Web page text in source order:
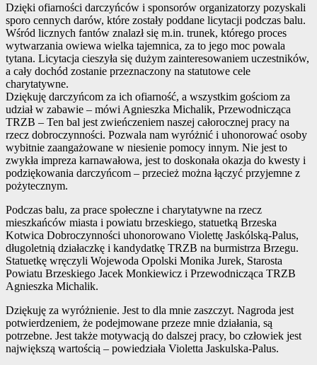
Dzięki ofiarności darczyńców i sponsorów organizatorzy pozyskali
sporo cennych darów, które zostały poddane licytacji podczas balu.
Wśród licznych fantów znalazł się m.in. trunek, którego proces
wytwarzania owiewa wielka tajemnica, za to jego moc powala
tytana. Licytacja cieszyła się dużym zainteresowaniem uczestników,
a cały dochód zostanie przeznaczony na statutowe cele
charytatywne.
Dziękuję darczyńcom za ich ofiarność, a wszystkim gościom za
udział w zabawie – mówi Agnieszka Michalik, Przewodnicząca
TRZB – Ten bal jest zwieńczeniem naszej całorocznej pracy na
rzecz dobroczynności. Pozwala nam wyróżnić i uhonorować osoby
wybitnie zaangażowane w niesienie pomocy innym. Nie jest to
zwykła impreza karnawałowa, jest to doskonała okazja do kwesty i
podziękowania darczyńcom – przecież można łączyć przyjemne z
pożytecznym.
Podczas balu, za prace społeczne i charytatywne na rzecz
mieszkańców miasta i powiatu brzeskiego, statuetką Brzeska
Kotwica Dobroczynności uhonorowano Violettę Jaskólską-Palus,
długoletnią działaczkę i kandydatkę TRZB na burmistrza Brzegu.
Statuetkę wręczyli Wojewoda Opolski Monika Jurek, Starosta
Powiatu Brzeskiego Jacek Monkiewicz i Przewodnicząca TRZB
Agnieszka Michalik.
Dziękuję za wyróżnienie. Jest to dla mnie zaszczyt. Nagroda jest
potwierdzeniem, że podejmowane przeze mnie działania, są
potrzebne. Jest także motywacją do dalszej pracy, bo człowiek jest
największą wartością – powiedziała Violetta Jaskulska-Palus.